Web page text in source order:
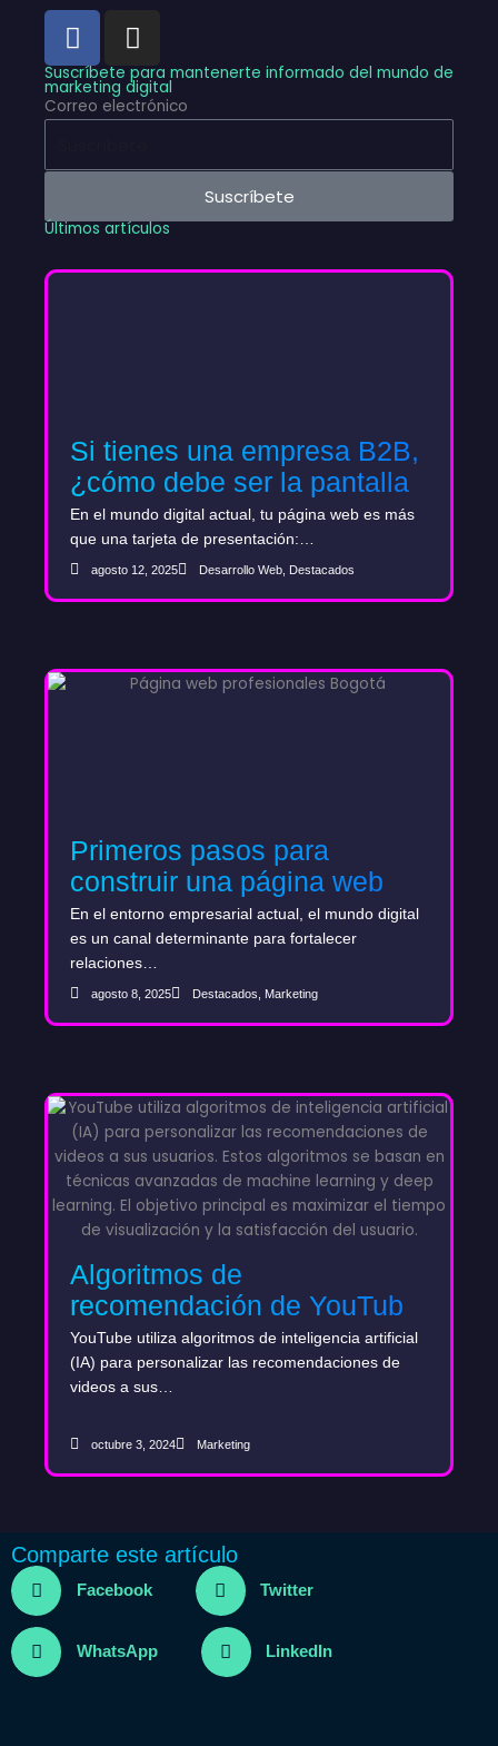
F
a
c
e
o
k
I
n
s
t
g
a
m
Suscríbete para mantenerte informado del mundo de
marketing digital
Correo electrónico
Suscríbete
Últimos artículos
Si tienes una empresa B2B,
¿cómo debe ser la pantalla
de inicio de tu web?
En el mundo digital actual, tu página web es más
que una tarjeta de presentación:…
agosto 12, 2025 Desarrollo Web Destacados
Primeros pasos para
construir una página web
B2B que fortalezca el ciclo
de ventas
En el entorno empresarial actual, el mundo digital
es un canal determinante para fortalecer
relaciones…
agosto 8, 2025 Destacados Marketing
Algoritmos de
recomendación de YouTube
y marketing con AI: La clave
para aumentar la visibilidad
de tu marca
YouTube utiliza algoritmos de inteligencia artificial
(IA) para personalizar las recomendaciones de
videos a sus…
octubre 3, 2024 Marketing
Comparte este artículo
Facebook Twitter
WhatsApp LinkedIn